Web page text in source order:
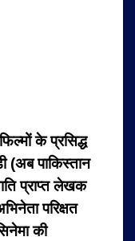
के प्रसिद्ध
(अब पाकिस्तान
प्राप्त लेखक
परिक्षत
की